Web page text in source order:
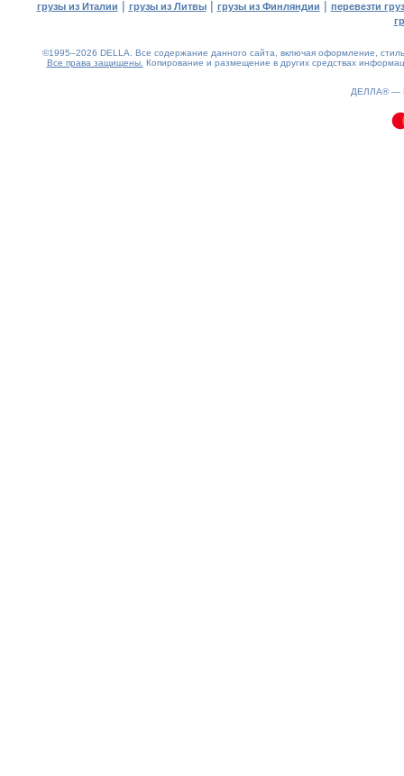
грузы из Италии | грузы из Литвы| грузы из Финляндии | перевезти груз
©1995–2026 DELLA. Все содержание данного сайта, включая оформление,
Все права защищены. Копирование и размещение в других средствах
ДЕЛЛА® —